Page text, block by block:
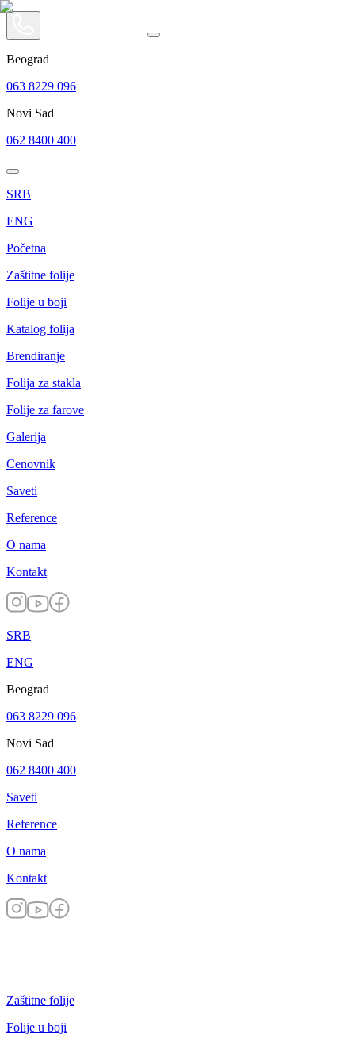
Beograd
063 8229 096
Novi Sad
062 8400 400
SRB
ENG
Početna
Zaštitne folije
Folije u boji
Katalog folija
Brendiranje
Folija za stakla
Folije za farove
Galerija
Cenovnik
Saveti
Reference
O nama
Kontakt
SRB
ENG
Beograd
063 8229 096
Novi Sad
062 8400 400
Saveti
Reference
O nama
Kontakt
Zaštitne folije
Folije u boji